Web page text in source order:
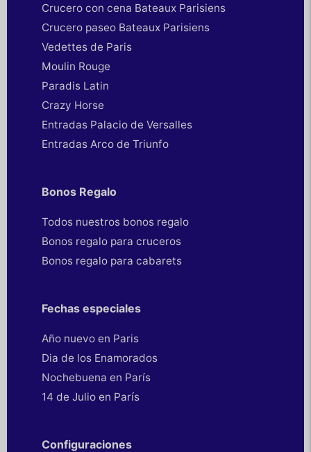
Crucero con cena Bateaux Parisiens
Crucero paseo Bateaux Parisiens
Vedettes de Paris
Moulin Rouge
Paradis Latin
Crazy Horse
Entradas Palacio de Versalles
Entradas Arco de Triunfo
Bonos Regalo
Todos nuestros bonos regalo
Bonos regalo para cruceros
Bonos regalo para cabarets
Fechas especiales
Año nuevo en Paris
Dia de los Enamorados
Nochebuena en París
14 de Julio en París
Configuraciones